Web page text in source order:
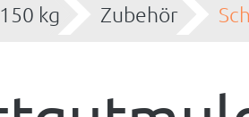
kg
Zubehör